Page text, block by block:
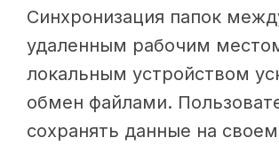
Синхронизация папок
удаленным рабочим
локальным устройством
обмен файлами.
сохранять данные на своем